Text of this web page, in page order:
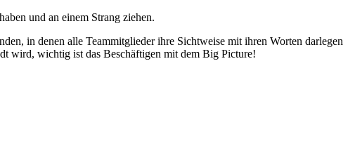
und an einem Strang ziehen.
in denen alle Teammitglieder ihre Sichtweise mit ihren Worten darlegen
wird, wichtig ist das Beschäftigen mit dem Big Picture!